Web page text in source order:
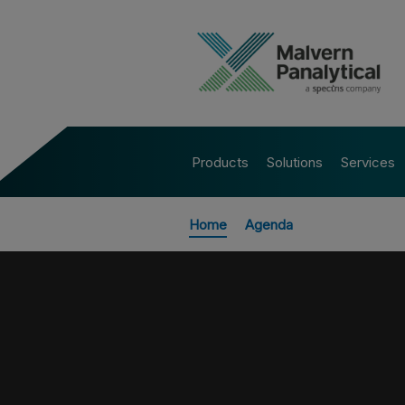
Products Solutions Services
Home Agenda